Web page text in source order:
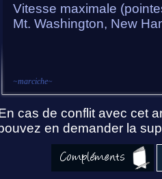
Vitesse maximale
Mt. Washington, New
~marciche~
cas de conflit avec cet
en demander la